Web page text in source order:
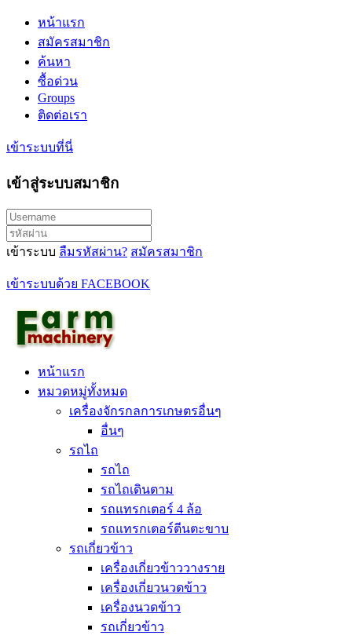
หน้าแรก
สมัครสมาชิก
ค้นหา
ซื้อด่วน
Groups
ติดต่อเรา
เข้าระบบที่นี่
เข้าสู่ระบบสมาชิก
เข้าระบบ ลืมรหัสผ่าน? สมัครสมาชิก
เข้าระบบด้วย FACEBOOK
หน้าแรก
หมวดหมู่ทั้งหมด
เครื่องจักรกลการเกษตรอื่นๆ
อื่นๆ
รถไถ
รถไถ
รถไถเดินตาม
รถแทรกเตอร์ 4 ล้อ
รถแทรกเตอร์ตีนตะขาบ
รถเกี่ยวข้าว
เครื่องเกี่ยวข้าววางราย
เครื่องเกี่ยวนวดข้าว
เครื่องนวดข้าว
รถเกี่ยวข้าว